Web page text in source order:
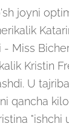
joyni
- Miss
Kristin
U
qancha
Robot
Robot